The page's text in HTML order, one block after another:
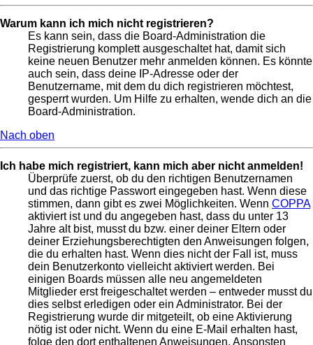
Warum kann ich mich nicht registrieren?
Es kann sein, dass die Board-Administration die
Registrierung komplett ausgeschaltet hat, damit sich
keine neuen Benutzer mehr anmelden können. Es könnte
auch sein, dass deine IP-Adresse oder der
Benutzername, mit dem du dich registrieren möchtest,
gesperrt wurden. Um Hilfe zu erhalten, wende dich an die
Board-Administration.
Nach oben
Ich habe mich registriert, kann mich aber nicht anmelden!
Überprüfe zuerst, ob du den richtigen Benutzernamen
und das richtige Passwort eingegeben hast. Wenn diese
stimmen, dann gibt es zwei Möglichkeiten. Wenn COPPA
aktiviert ist und du angegeben hast, dass du unter 13
Jahre alt bist, musst du bzw. einer deiner Eltern oder
deiner Erziehungsberechtigten den Anweisungen folgen,
die du erhalten hast. Wenn dies nicht der Fall ist, muss
dein Benutzerkonto vielleicht aktiviert werden. Bei
einigen Boards müssen alle neu angemeldeten
Mitglieder erst freigeschaltet werden – entweder musst du
dies selbst erledigen oder ein Administrator. Bei der
Registrierung wurde dir mitgeteilt, ob eine Aktivierung
nötig ist oder nicht. Wenn du eine E-Mail erhalten hast,
folge den dort enthaltenen Anweisungen. Ansonsten